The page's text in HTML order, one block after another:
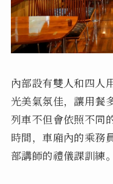
內部設有雙人和四人
光美氣氛佳，讓用餐
列車不但會依照不同
時間，車廂內的乘務
部講師的禮儀課訓練。